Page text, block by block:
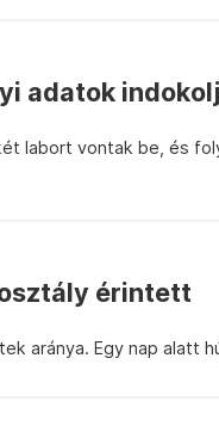
adatok
labort vontak be, és
érintett
aránya. Egy nap alatt